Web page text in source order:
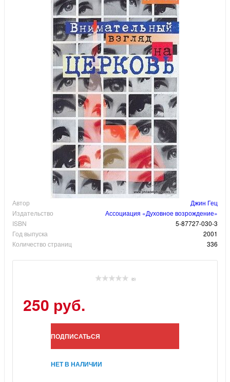
Автор
Джин Гец
Издательство
Ассоциация «Духовное возрождение»
ISBN
5-87727-030-3
Год выпуска
2001
Количество страниц
336
(0)
250 руб.
ПОДПИСАТЬСЯ
НЕТ В НАЛИЧИИ